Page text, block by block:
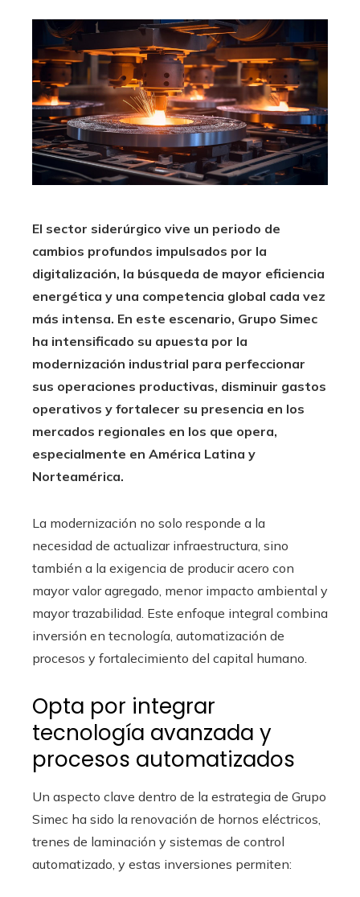
El sector siderúrgico vive un periodo de
cambios profundos impulsados por la
digitalización, la búsqueda de mayor eficiencia
energética y una competencia global cada vez
más intensa. En este escenario, Grupo Simec
ha intensificado su apuesta por la
modernización industrial para perfeccionar
sus operaciones productivas, disminuir gastos
operativos y fortalecer su presencia en los
mercados regionales en los que opera,
especialmente en América Latina y
Norteamérica.
La modernización no solo responde a la
necesidad de actualizar infraestructura, sino
también a la exigencia de producir acero con
mayor valor agregado, menor impacto ambiental y
mayor trazabilidad. Este enfoque integral combina
inversión en tecnología, automatización de
procesos y fortalecimiento del capital humano.
Opta por integrar
tecnología avanzada y
procesos automatizados
Un aspecto clave dentro de la estrategia de Grupo
Simec ha sido la renovación de hornos eléctricos,
trenes de laminación y sistemas de control
automatizado, y estas inversiones permiten: